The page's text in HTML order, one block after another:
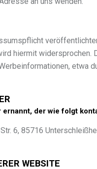
hiermit
etwa
der wie folgt
6, 85716
WEBSITE